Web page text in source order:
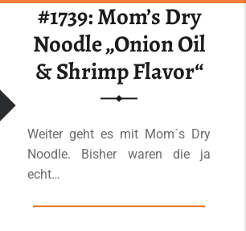
#1739: Mom’s Dry
Noodle „Onion Oil
& Shrimp Flavor“
Weiter geht es mit Mom´s Dry
Noodle. Bisher waren die ja
echt…